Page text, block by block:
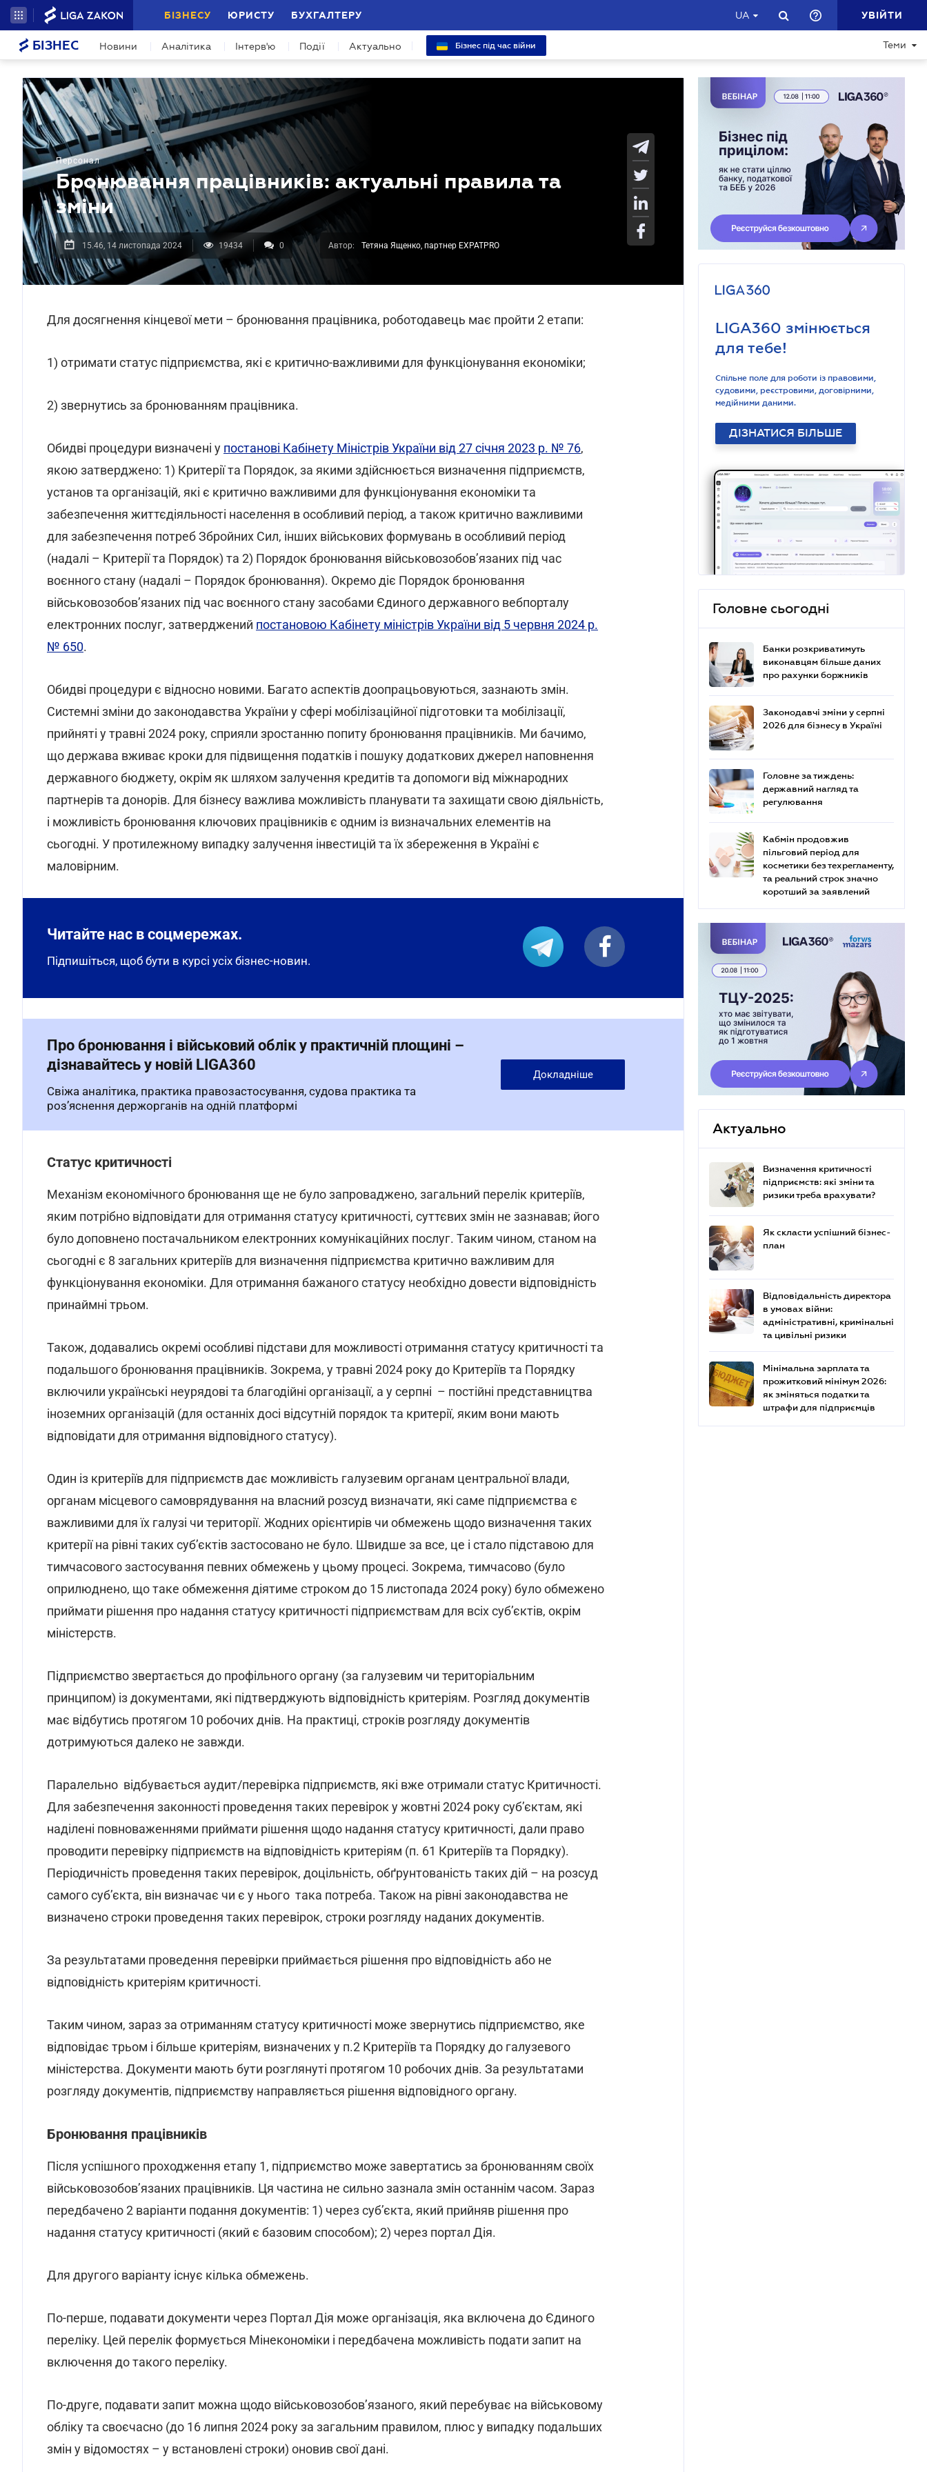
БІЗНЕСУ ЮРИСТУ БУХГАЛТЕРУ UA УВІЙТИ
БІЗНЕС Новини Аналітика Інтерв'ю Події Актуально Бізнес під час війни Теми
Персонал
Бронювання працівників: актуальні правила та
зміни
15.46, 14 листопада 2024 19434 0 Автор: Тетяна Ященко, партнер EXPATPRO
Для досягнення кінцевої мети – бронювання працівника, роботодавець має пройти 2 етапи:
1) отримати статус підприємства, які є критично-важливими для функціонування економіки;
2) звернутись за бронюванням працівника.
Обидві процедури визначені у постанові Кабінету Міністрів України від 27 січня 2023 р. № 76,
якою затверджено: 1) Критерії та Порядок, за якими здійснюється визначення підприємств,
установ та організацій, які є критично важливими для функціонування економіки та
забезпечення життєдіяльності населення в особливий період, а також критично важливими
для забезпечення потреб Збройних Сил, інших військових формувань в особливий період
(надалі – Критерії та Порядок) та 2) Порядок бронювання військовозобов’язаних під час
воєнного стану (надалі – Порядок бронювання). Окремо діє Порядок бронювання
військовозобов’язаних під час воєнного стану засобами Єдиного державного вебпорталу
електронних послуг, затверджений постановою Кабінету міністрів України від 5 червня 2024 р.
№ 650.
Обидві процедури є відносно новими. Багато аспектів доопрацьовуються, зазнають змін.
Системні зміни до законодавства України у сфері мобілізаційної підготовки та мобілізації,
прийняті у травні 2024 року, сприяли зростанню попиту бронювання працівників. Ми бачимо,
що держава вживає кроки для підвищення податків і пошуку додаткових джерел наповнення
державного бюджету, окрім як шляхом залучення кредитів та допомоги від міжнародних
партнерів та донорів. Для бізнесу важлива можливість планувати та захищати свою діяльність,
і можливість бронювання ключових працівників є одним із визначальних елементів на
сьогодні. У протилежному випадку залучення інвестицій та їх збереження в Україні є
маловірним.
Читайте нас в соцмережах.
Підпишіться, щоб бути в курсі усіх бізнес-новин.
Про бронювання і військовий облік у практичній площині –
дізнавайтесь у новій LIGA360
Свіжа аналітика, практика правозастосування, судова практика та
розʼяснення держорганів на одній платформі
Докладніше
Статус критичності
Механізм економічного бронювання ще не було запроваджено, загальний перелік критеріїв,
яким потрібно відповідати для отримання статусу критичності, суттєвих змін не зазнавав; його
було доповнено постачальником електронних комунікаційних послуг. Таким чином, станом на
сьогодні є 8 загальних критеріїв для визначення підприємства критично важливим для
функціонування економіки. Для отримання бажаного статусу необхідно довести відповідність
принаймні трьом.
Також, додавались окремі особливі підстави для можливості отримання статусу критичності та
подальшого бронювання працівників. Зокрема, у травні 2024 року до Критеріїв та Порядку
включили українські неурядові та благодійні організації, а у серпні – постійні представництва
іноземних організацій (для останніх досі відсутній порядок та критерії, яким вони мають
відповідати для отримання відповідного статусу).
Один із критеріїв для підприємств дає можливість галузевим органам центральної влади,
органам місцевого самоврядування на власний розсуд визначати, які саме підприємства є
важливими для їх галузі чи території. Жодних орієнтирів чи обмежень щодо визначення таких
критерії на рівні таких суб’єктів застосовано не було. Швидше за все, це і стало підставою для
тимчасового застосування певних обмежень у цьому процесі. Зокрема, тимчасово (було
оприлюднено, що таке обмеження діятиме строком до 15 листопада 2024 року) було обмежено
приймати рішення про надання статусу критичності підприємствам для всіх суб’єктів, окрім
міністерств.
Підприємство звертається до профільного органу (за галузевим чи територіальним
принципом) із документами, які підтверджують відповідність критеріям. Розгляд документів
має відбутись протягом 10 робочих днів. На практиці, строків розгляду документів
дотримуються далеко не завжди.
Паралельно відбувається аудит/перевірка підприємств, які вже отримали статус Критичності.
Для забезпечення законності проведення таких перевірок у жовтні 2024 року суб’єктам, які
наділені повноваженнями приймати рішення щодо надання статусу критичності, дали право
проводити перевірку підприємств на відповідність критеріям (п. 61 Критеріїв та Порядку).
Періодичність проведення таких перевірок, доцільність, обґрунтованість таких дій – на розсуд
самого суб’єкта, він визначає чи є у нього така потреба. Також на рівні законодавства не
визначено строки проведення таких перевірок, строки розгляду наданих документів.
За результатами проведення перевірки приймається рішення про відповідність або не
відповідність критеріям критичності.
Таким чином, зараз за отриманням статусу критичності може звернутись підприємство, яке
відповідає трьом і більше критеріям, визначених у п.2 Критеріїв та Порядку до галузевого
міністерства. Документи мають бути розглянуті протягом 10 робочих днів. За результатами
розгляду документів, підприємству направляється рішення відповідного органу.
Бронювання працівників
Після успішного проходження етапу 1, підприємство може завертатись за бронюванням своїх
військовозобов’язаних працівників. Ця частина не сильно зазнала змін останнім часом. Зараз
передбачено 2 варіанти подання документів: 1) через суб’єкта, який прийняв рішення про
надання статусу критичності (який є базовим способом); 2) через портал Дія.
Для другого варіанту існує кілька обмежень.
По-перше, подавати документи через Портал Дія може організація, яка включена до Єдиного
переліку. Цей перелік формується Мінекономіки і передбачена можливість подати запит на
включення до такого переліку.
По-друге, подавати запит можна щодо військовозобов’язаного, який перебуває на військовому
обліку та своєчасно (до 16 липня 2024 року за загальним правилом, плюс у випадку подальших
змін у відомостях – у встановлені строки) оновив свої дані.
LIGA360 змінюється
для тебе!
Спільне поле для роботи із правовими,
судовими, реєстровими, договірними,
медійними даними.
ДІЗНАТИСЯ БІЛЬШЕ
Головне сьогодні
Банки розкриватимуть
виконавцям більше даних
про рахунки боржників
Законодавчі зміни у серпні
2026 для бізнесу в Україні
Головне за тиждень:
державний нагляд та
регулювання
Кабмін продовжив
пільговий період для
косметики без техрегламенту,
та реальний строк значно
коротший за заявлений
Актуально
Визначення критичності
підприємств: які зміни та
ризики треба врахувати?
Як скласти успішний бізнес-
план
Відповідальність директора
в умовах війни:
адміністративні, кримінальні
та цивільні ризики
Мінімальна зарплата та
прожитковий мінімум 2026:
як зміняться податки та
штрафи для підприємців